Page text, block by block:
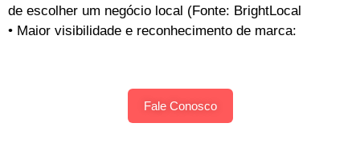
de escolher um negócio local (Fonte: BrightLocal
• Maior visibilidade e reconhecimento de marca:
Fale Conosco